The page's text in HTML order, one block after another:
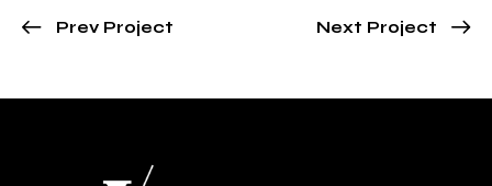
Prev Project Next Project